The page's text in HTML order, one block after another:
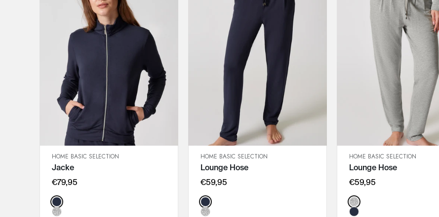
SCHNELLANSICHT
HOME BASIC SELECTION
Jacke
€79,95
Color:
SCHNELLANSICHT
IN DEN WARENKORB
HOME BASIC SELECTION
Lounge Hose
€59,95
Color:
SCHNELLANSICHT
IN DEN WARENKORB
HOME BASIC SELECTION
Lounge Hose
€59,95
Color: